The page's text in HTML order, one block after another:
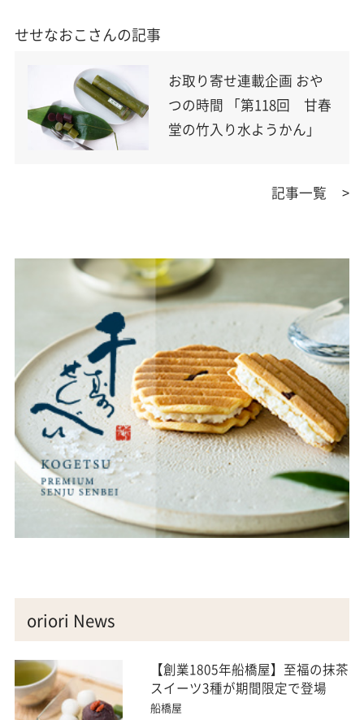
せせなおこさんの記事
お取り寄せ連載企画 おや
つの時間 「第118回 甘春
堂の竹入り水ようかん」
記事一覧 >
oriori News
【創業1805年船橋屋】至福の抹茶
スイーツ3種が期間限定で登場
船橋屋